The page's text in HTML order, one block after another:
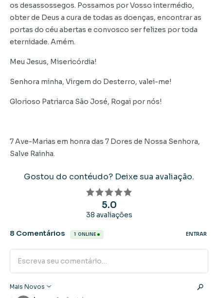
os desassossegos. Possamos por Vosso intermédio,
obter de Deus a cura de todas as doenças, encontrar as
portas do céu abertas e convosco ser felizes por toda
eternidade. Amém.
Meu Jesus, Misericórdia!
Senhora minha, Virgem do Desterro, valei-me!
Glorioso Patriarca São José, Rogai por nós!
7 Ave-Marias em honra das 7 Dores de Nossa Senhora,
Salve Rainha.